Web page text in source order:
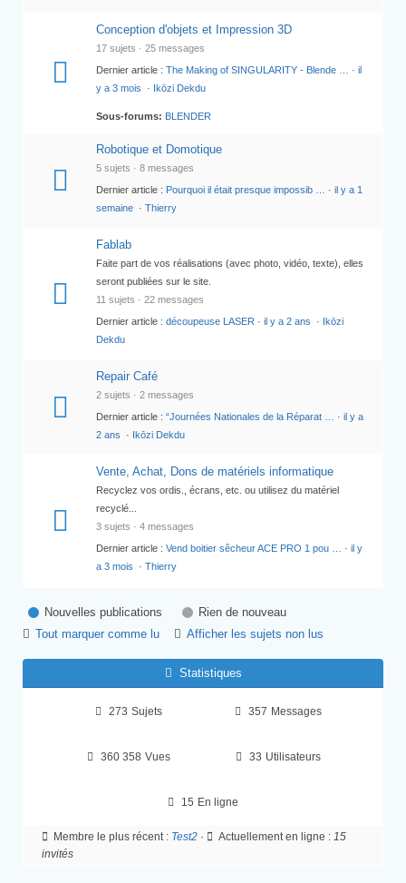
Conception d'objets et Impression 3D
17 sujets · 25 messages
Dernier article : The Making of SINGULARITY - Blende … · il
y a 3 mois
· Ikōzi Dekdu
Sous-forums: BLENDER
Robotique et Domotique
5 sujets · 8 messages
Dernier article : Pourquoi il était presque impossib … · il y a 1
semaine · Thierry
Fablab
Faite part de vos réalisations (avec photo, vidéo, texte), elles
seront publiées sur le site.
11 sujets · 22 messages
Dernier article : découpeuse LASER · il y a 2 ans ·
Ikōzi
Dekdu
Repair Café
2 sujets · 2 messages
Dernier article : “Journées Nationales de la Réparat … · il y a
2 ans
· Ikōzi Dekdu
Vente, Achat, Dons de matériels informatique
Recyclez vos ordis., écrans, etc. ou utilisez du matériel
recyclé...
3 sujets · 4 messages
Dernier article : Vend boitier sêcheur ACE PRO 1 pou … · il y
a 3 mois
· Thierry
Nouvelles publications
Rien de nouveau
Tout marquer comme lu
Afficher les sujets non lus
Statistiques
273 Sujets 357 Messages
360 358 Vues 33 Utilisateurs
15 En ligne
Membre le plus récent : Test2 · Actuellement en ligne : 15
invités